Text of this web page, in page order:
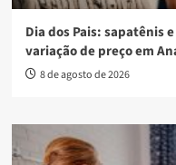
Dia dos Pais: sapatênis
variação de preço em
8 de agosto de 2026